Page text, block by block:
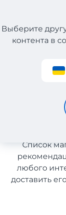
Выберите
контента в
Список
любого
доставить